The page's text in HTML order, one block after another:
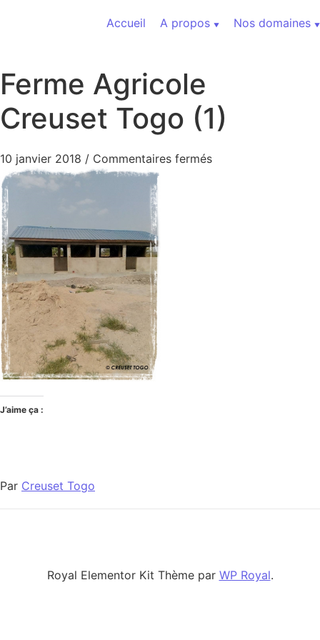
Accueil
A propos Nos domaines
Ferme Agricole
Creuset Togo (1)
10 janvier 2018 / Commentaires ferméssur Ferme Agricole
J’aime ça :
Par Creuset Togo
Royal Elementor Kit Thème par WP Royal.